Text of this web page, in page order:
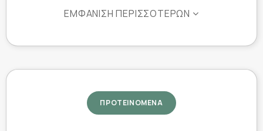
Το προϊόν είναι υποαλλεργικό, κατάλληλο για
αξιολογηθεί με ασφάλεια σύμφωνα με την
ΕΜΦΆΝΙΣΗ ΠΕΡΙΣΣΌΤΕΡΩΝ
ΠΡΟΤΕΙΝΟΜΕΝΑ